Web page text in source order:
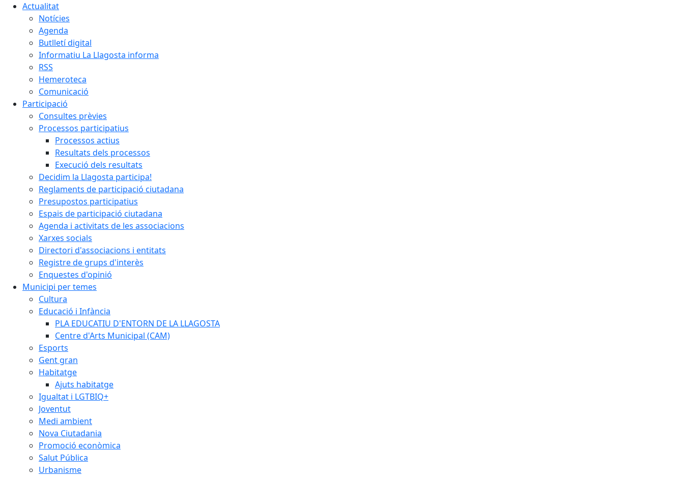
Actualitat
Notícies
Agenda
Butlletí digital
Informatiu La Llagosta informa
RSS
Hemeroteca
Comunicació
Participació
Consultes prèvies
Processos participatius
Processos actius
Resultats dels processos
Execució dels resultats
Decidim la Llagosta participa!
Reglaments de participació ciutadana
Presupostos participatius
Espais de participació ciutadana
Agenda i activitats de les associacions
Xarxes socials
Directori d'associacions i entitats
Registre de grups d'interès
Enquestes d'opinió
Municipi per temes
Cultura
Educació i Infància
PLA EDUCATIU D'ENTORN DE LA LLAGOSTA
Centre d'Arts Municipal (CAM)
Esports
Gent gran
Habitatge
Ajuts habitatge
Igualtat i LGTBIQ+
Joventut
Medi ambient
Nova Ciutadania
Promoció econòmica
Salut Pública
Urbanisme